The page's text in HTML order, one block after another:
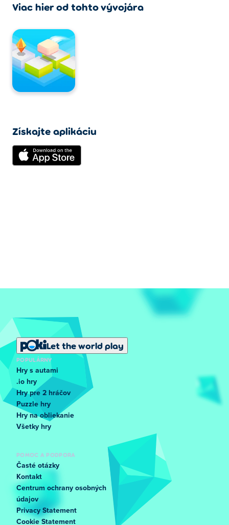
Viac hier od tohto vývojára
Získajte aplikáciu
Let the world play
POPULÁRNY
Hry s autami
.io hry
Hry pre 2 hráčov
Puzzle hry
Hry na obliekanie
Všetky hry
POMOC A PODPORA
Časté otázky
Kontakt
Centrum ochrany osobných
údajov
Privacy Statement
Cookie Statement